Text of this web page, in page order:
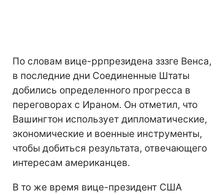
По словам вице-ррпрезидена зззге Венса,
в последние дни Соединенные Штаты
добились определенного прогресса в
переговорах с Ираном. Он отметил, что
Вашингтон использует дипломатические,
экономические и военные инструменты,
чтобы добиться результата, отвечающего
интересам американцев.
В то же время вице-президент США